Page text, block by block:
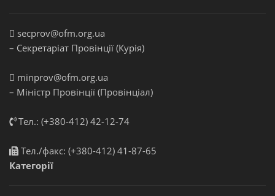
secprov@ofm.org.ua
– Секретаріат Провінції (Курія)
minprov@ofm.org.ua
– Міністр Провінції (Провінціал)
Тел.: (+380-412) 42-12-74
Тел./факс: (+380-412) 41-87-65
Категорії